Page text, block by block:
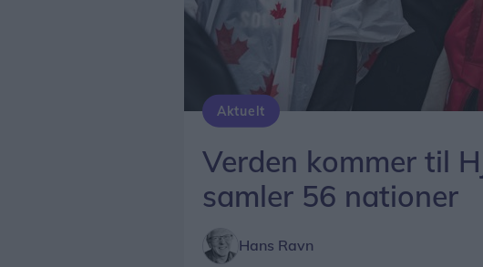
Aktuelt
Verden kommer til
samler 56 nationer
Hans Ravn